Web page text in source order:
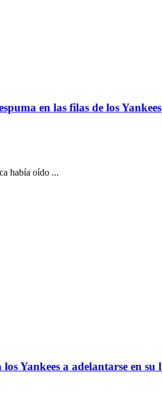
en las filas de los Yankees
había oído ...
Yankees a adelantarse en su